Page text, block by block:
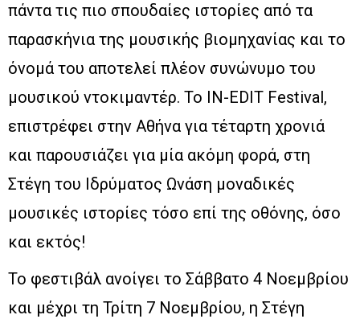
πάντα τις πιο σπουδαίες ιστορίες από τα
παρασκήνια της μουσικής βιομηχανίας και το
όνομά του αποτελεί πλέον συνώνυμο του
μουσικού ντοκιμαντέρ. Το IN-EDIT Festival,
επιστρέφει στην Αθήνα για τέταρτη χρονιά
και παρουσιάζει για μία ακόμη φορά, στη
Στέγη του Ιδρύματος Ωνάση μοναδικές
μουσικές ιστορίες τόσο επί της οθόνης, όσο
και εκτός!
Το φεστιβάλ ανοίγει το Σάββατο 4 Νοεμβρίου
και μέχρι τη Τρίτη 7 Νοεμβρίου, η Στέγη